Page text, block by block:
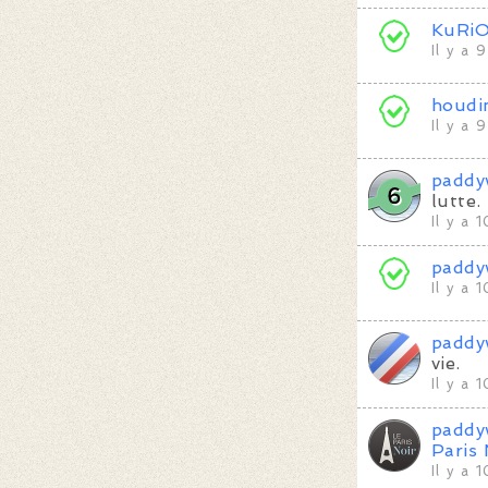
Il y a
Il y a
lutte.
Il y a
Il y a
vie.
Il y a
Paris
Il y a